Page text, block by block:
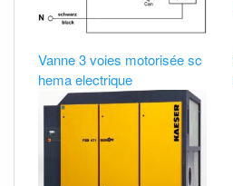
Vanne 3 voies motorisée sc
hema electrique